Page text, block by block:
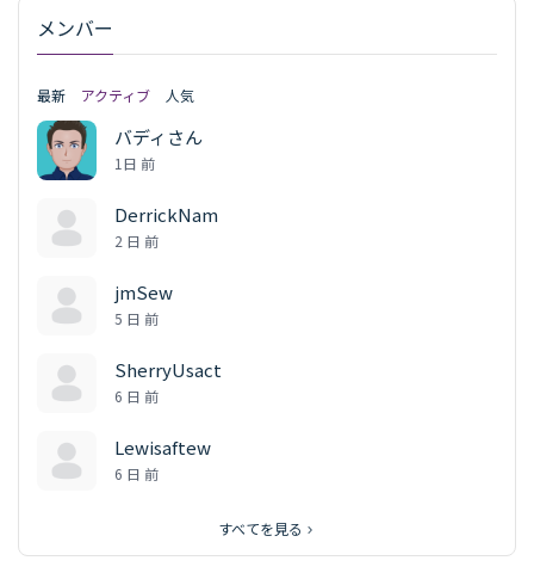
メンバー
最新 アクティブ 人気
バディさん
1日 前
DerrickNam
2 日 前
jmSew
5 日 前
SherryUsact
6 日 前
Lewisaftew
6 日 前
すべてを見る